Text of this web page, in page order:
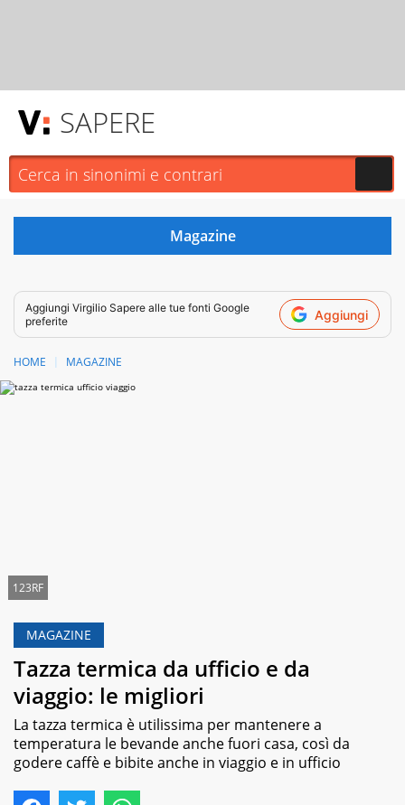
SAPERE
Aggiungi Virgilio Sapere alle tue fonti Google
preferite
Aggiungi
HOME MAGAZINE
123RF
MAGAZINE
Tazza termica da ufficio e da
viaggio: le migliori
La tazza termica è utilissima per mantenere a
temperatura le bevande anche fuori casa, così da
godere caffè e bibite anche in viaggio e in ufficio